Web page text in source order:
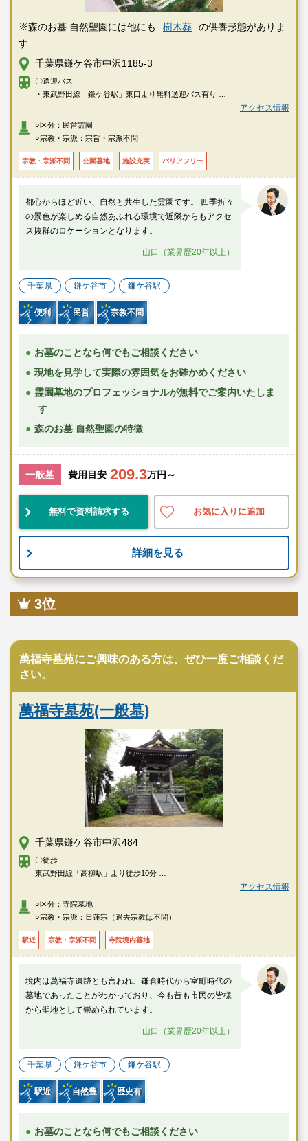
※森のお墓 自然聖園には他にも 樹木葬
の供養形態がありま
す
千葉県鎌ケ谷市中沢1185-3
〇送迎バス
・東武野田線「鎌ケ谷駅」東口より無料送迎バス有り
・ＪＲ武蔵野線「市川大野駅」「市川駅」より無料送迎バス有り
・北総線・東武野田線「新鎌ケ谷駅」より無料送迎バス有り（土日祝の
〇車
・東武野田線「鎌ケ谷駅」より車で約5分
・京葉道路「原木インター」より車で約35分
アクセス情報
○区分：民営霊園
○宗教・宗派：宗旨・宗派不問
宗教・宗派不問 公園墓地 施設充実 バリアフリー
都心からほど近い、自然と共生した霊園です。 四季折々
の景色が楽しめる自然あふれる環境で近隣からもアクセ
ス抜群のロケーションとなります。
山口（業界歴20年以上）
千葉県 鎌ケ谷市 鎌ケ谷駅
便利 民営 宗教不問
お墓のことなら何でもご相談ください
現地を見学して実際の雰囲気をお確かめください
霊園墓地のプロフェッショナルが無料でご案内いたしま
す
森のお墓 自然聖園の特徴
一般墓 費用目安 209.3万円～
無料で資料請求する お気に入りに追加
詳細を見る
3位
萬福寺墓苑にご興味のある方は、ぜひ一度ご相談くだ
さい。
萬福寺墓苑(一般墓)
千葉県鎌ケ谷市中沢484
〇徒歩
東武野田線「高柳駅」より徒歩10分
アクセス情報
○区分：寺院墓地
○宗教・宗派：日蓮宗（過去宗教は不問）
駅近 宗教・宗派不問 寺院境内墓地
境内は萬福寺遺跡とも言われ、鎌倉時代から室町時代の
墓地であったことがわかっており、今も昔も市民の皆様
から聖地として崇められています。
山口（業界歴20年以上）
千葉県 鎌ケ谷市 鎌ケ谷駅
駅近 自然豊 歴史有
お墓のことなら何でもご相談ください